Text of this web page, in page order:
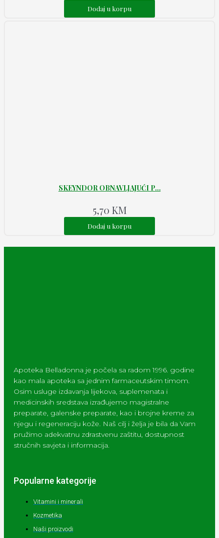
Dodaj u korpu
SKEYNDOR OBNAVLJAJUĆI P...
5,70 KM
Dodaj u korpu
Apoteka Belladonna je počela sa radom 1996. godine
kao mala apoteka sa jednim farmaceutskim timom.
Osim usluge izdavanja lijekova, suplemenata i
medicinskih sredstava izrađujemo magistralne
preparate, galenske preparate, kao i brojne kreme za
njegu i regeneraciju kože. Naš cilj i želja je bila da Vam
pružimo adekvatnu zdrastvenu zaštitu, dostupnost
stručnih savjeta i informacija.
Popularne kategorije
Vitamini i minerali
Kozmetika
Naši proizvodi